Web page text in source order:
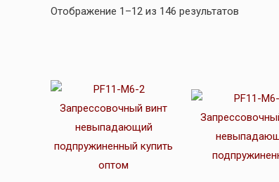
Отображение 1–12 из 146 результатов